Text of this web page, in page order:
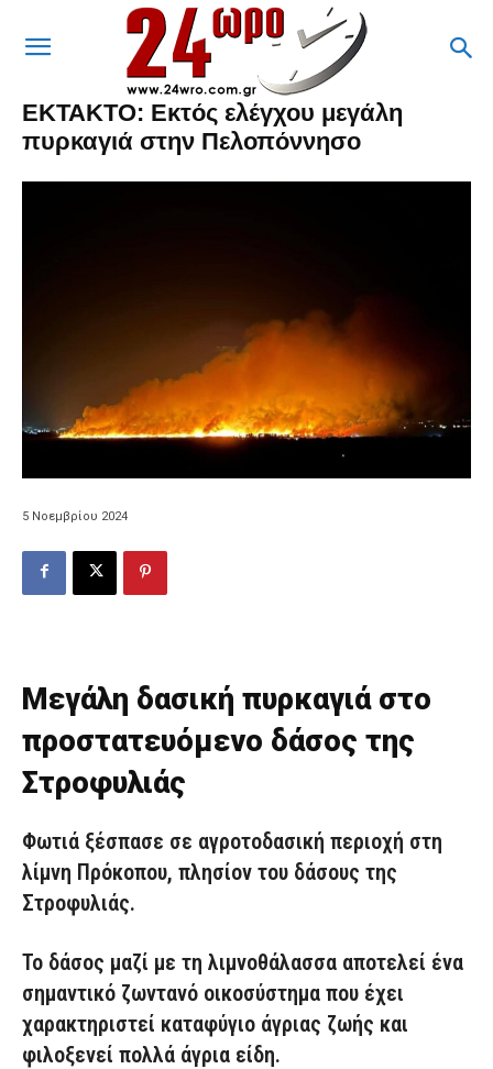
ΕΚΤΑΚΤΟ: Εκτός ελέγχου μεγάλη
πυρκαγιά στην Πελοπόννησο
5 Νοεμβρίου 2024
Μεγάλη δασική πυρκαγιά στο
προστατευόμενο δάσος της
Στροφυλιάς
Φωτιά ξέσπασε σε αγροτοδασική περιοχή στη
λίμνη Πρόκοπου, πλησίον του δάσους της
Στροφυλιάς.
To δάσος μαζί με τη λιμνοθάλασσα αποτελεί ένα
σημαντικό ζωντανό οικοσύστημα που έχει
χαρακτηριστεί καταφύγιο άγριας ζωής και
φιλοξενεί πολλά άγρια είδη.